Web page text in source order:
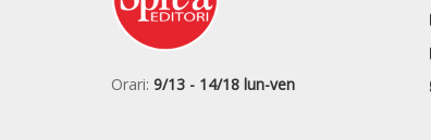
Orari: 9/13 - 14/18 lun-ven